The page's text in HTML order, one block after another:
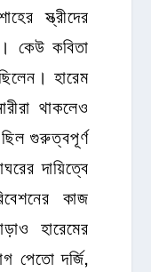
স্ত্রীদের
কেউ কবিতা
হারেম
থাকলেও
গুরুত্বপূর্ণ
দায়িত্বে
কাজ
হারেমের
পেতো দর্জি,